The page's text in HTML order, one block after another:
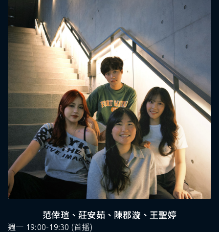
范倖瑄、莊安茹、陳郡漩、王聖婷
週一 19:00-19:30 (首播)